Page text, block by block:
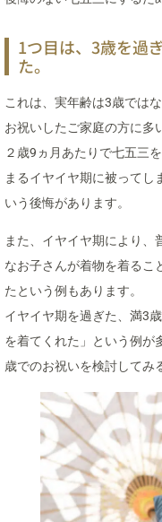
1つ目は、3歳を過
た。
これは、実年齢は3歳では
お祝いしたご家庭の方に多
２歳9ヵ月あたりで七五三
まるイヤイヤ期に被ってし
いう後悔があります。
また、イヤイヤ期により、
なお子さんが着物を着るこ
たという例もあります。
イヤイヤ期を過ぎた、満3
を着てくれた」という例が
歳でのお祝いを検討してみ